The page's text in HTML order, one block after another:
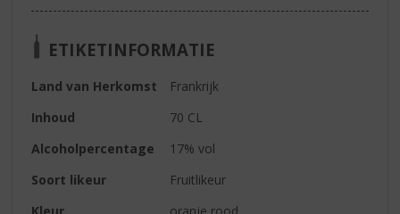
ETIKETINFORMATIE
Land van Herkomst
Frankrijk
Inhoud
70 CL
Alcoholpercentage
17% vol
Soort likeur
Fruitlikeur